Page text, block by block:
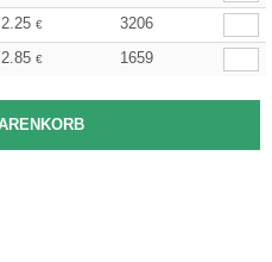
2.25 €
3206
2.85 € 1659